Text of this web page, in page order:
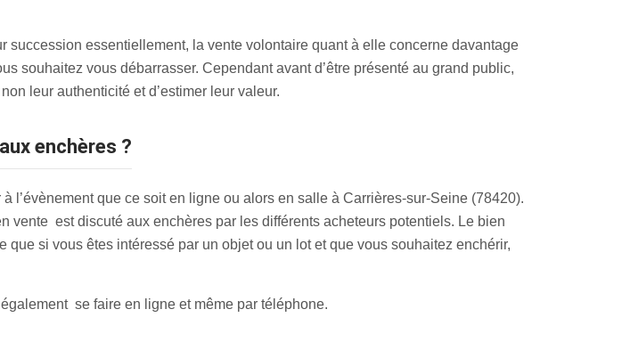
essentiellement, la vente volontaire quant à elle concerne davantage
souhaitez vous débarrasser. Cependant avant d’être présenté au grand public,
leur authenticité et d’estimer leur valeur.
enchères ?
l’évènement que ce soit en ligne ou alors en salle à Carrières-sur-Seine (78420).
vente est discuté aux enchères par les différents acheteurs potentiels. Le bien
si vous êtes intéressé par un objet ou un lot et que vous souhaitez enchérir,
se faire en ligne et même par téléphone.